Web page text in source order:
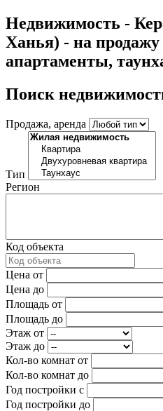
Недвижимость -
Ханья) - на
апартаменты,
Поиск
Продажа, аренда
Тип
Регион
Код объекта
Цена от
Цена до
Площадь от
Площадь до
Этаж от
Этаж до
Кол-во комнат от
Кол-во комнат до
Год постройки с
Год постройки до